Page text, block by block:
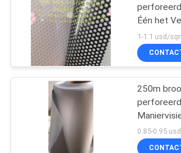
Één Sticker van
Maniervisie
Één het
van de
250m
Filmgat